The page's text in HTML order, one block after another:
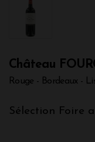
Château
Rouge - Bordeaux -
Sélection Foire